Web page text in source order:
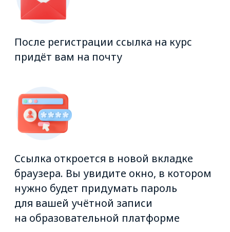
Ф. И. О.
Номер телефона
Email
Код ATI.SU (если нет, введите 0)
сразу после регистрации
Записаться на курс